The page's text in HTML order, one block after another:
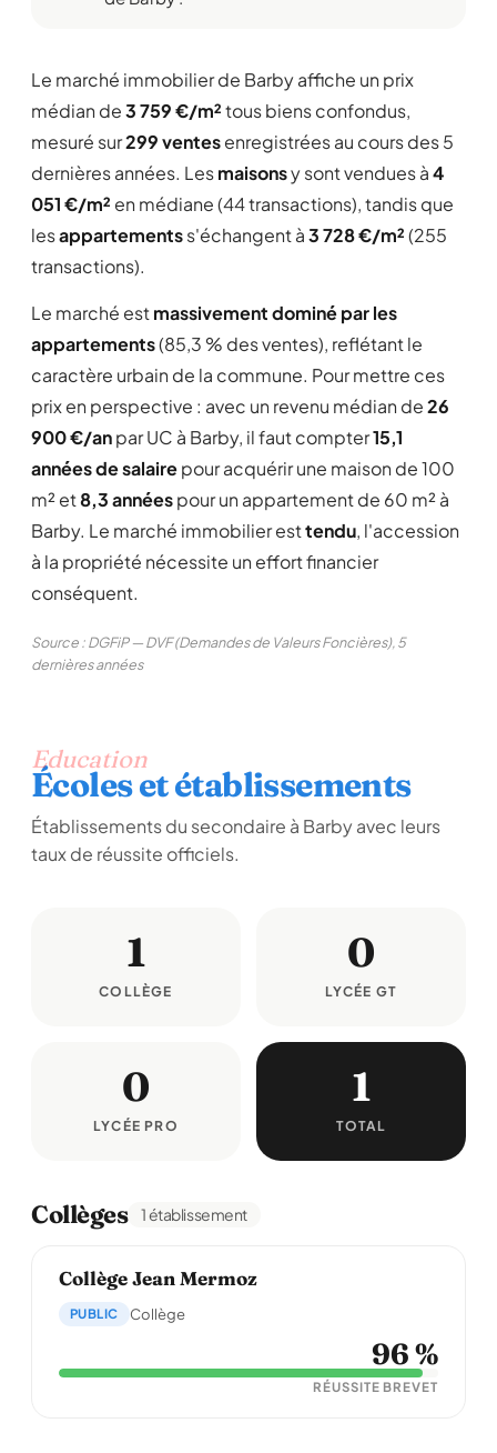
Le marché immobilier de Barby affiche un prix
médian de3 759 €/m²tous biens confondus,
mesuré sur299 ventesenregistrées au cours des 5
dernières années. Lesmaisonsy sont vendues à4
051 €/m² en médiane (44 transactions), tandis que
lesappartementss'échangent à3 728 €/m²(255
transactions).
Le marché estmassivement dominé par les
appartements(85,3 % des ventes), reflétant le
caractère urbain de la commune. Pour mettre ces
prix en perspective : avec un revenu médian de26
900 €/anpar UC à Barby, il faut compter15,1
années de salairepour acquérir une maison de 100
m² et8,3 annéespour un appartement de 60 m² à
Barby. Le marché immobilier esttendu, l'accession
à la propriété nécessite un effort financier
conséquent.
Source : DGFiP — DVF (Demandes de Valeurs Foncières), 5
dernières années
Education
Écoles et établissements
Établissements du secondaire à Barby avec leurs
taux de réussite officiels.
1
COLLÈGE
0
LYCÉE GT
0
LYCÉE PRO
1
TOTAL
Collèges 1 établissement
Collège Jean Mermoz
PUBLIC Collège
96 %
RÉUSSITE BREVET